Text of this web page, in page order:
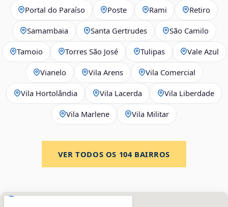
Portal do Paraíso Poste Rami Retiro
Samambaia Santa Gertrudes São Camilo
Tamoio Torres São José Tulipas Vale Azul
Vianelo Vila Arens Vila Comercial
Vila Hortolândia Vila Lacerda Vila Liberdade
Vila Marlene Vila Militar
VER TODOS OS 104BAIRROS